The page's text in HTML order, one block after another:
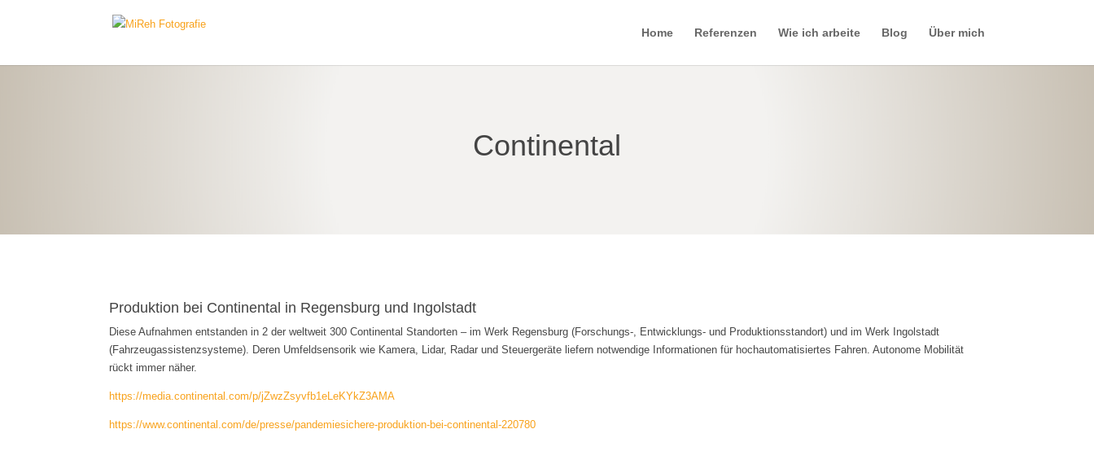
Home Referenzen Wie ich arbeite Blog Über mich
Continental
Produktion bei Continental in Regensburg und Ingolstadt
Diese Aufnahmen entstanden in 2 der weltweit 300 Continental Standorten – im Werk Regensburg (Forschungs-, Entwicklungs- und Produktionsstandort) und im Werk Ingolstadt
(Fahrzeugassistenzsysteme). Deren Umfeldsensorik wie Kamera, Lidar, Radar und Steuergeräte liefern notwendige Informationen für hochautomatisiertes Fahren. Autonome Mobilität
rückt immer näher.
https://media.continental.com/p/jZwzZsyvfb1eLeKYkZ3AMA
https://www.continental.com/de/presse/pandemiesichere-produktion-bei-continental-220780